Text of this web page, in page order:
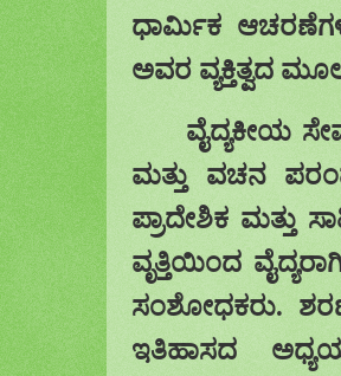
ಧಾರ್ಮಿಕ
ಅವರ ವ್ಯಕ್ತಿತ್ವದ
ವೈದ್ಯಕೀಯ
ಮತ್ತು ವಚನ
ಪ್ರಾದೇಶಿಕ ಮತ್ತು
ವೃತ್ತಿಯಿಂದ
ಸಂಶೋಧಕರು.
ಇತಿಹಾಸದ